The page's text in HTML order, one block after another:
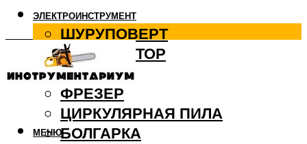
ЭЛЕКТРОИНСТРУМЕНТ
ШУРУПОВЕРТ
ПЕРФОРАТОР
ДРЕЛЬ
ФРЕЗЕР
ЦИРКУЛЯРНАЯ ПИЛА
БОЛГАРКА
МЕНЮ